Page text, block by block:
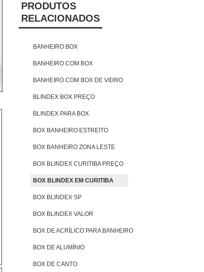
PRODUTOS
RELACIONADOS
BANHEIRO BOX
BANHEIRO COM BOX
BANHEIRO COM BOX DE VIDRO
BLINDEX BOX PREÇO
BLINDEX PARA BOX
BOX BANHEIRO ESTREITO
BOX BANHEIRO ZONA LESTE
BOX BLINDEX CURITIBA PREÇO
BOX BLINDEX EM CURITIBA
BOX BLINDEX SP
BOX BLINDEX VALOR
BOX DE ACRÍLICO PARA BANHEIRO
BOX DE ALUMÍNIO
BOX DE CANTO